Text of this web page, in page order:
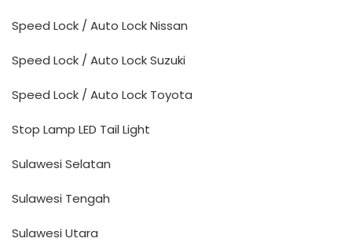
Speed Lock / Auto Lock Nissan
Speed Lock / Auto Lock Suzuki
Speed Lock / Auto Lock Toyota
Stop Lamp LED Tail Light
Sulawesi Selatan
Sulawesi Tengah
Sulawesi Utara